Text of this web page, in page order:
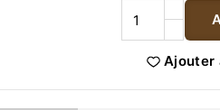
Ajouter